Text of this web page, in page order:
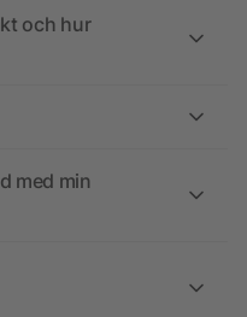
och hur
med min